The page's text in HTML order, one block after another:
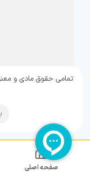
صفحه اصلی
تمامی حقوق مادی و